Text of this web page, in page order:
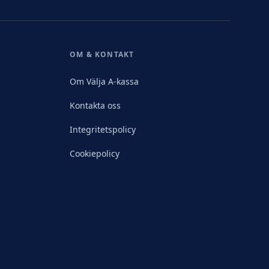
OM & KONTAKT
Om Välja A-kassa
Kontakta oss
Integritetspolicy
Cookiepolicy